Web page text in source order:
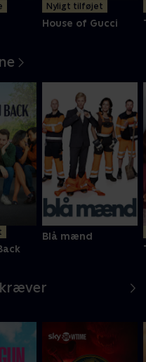
Nyligt tilføjet
House of Gucci
Blå mænd